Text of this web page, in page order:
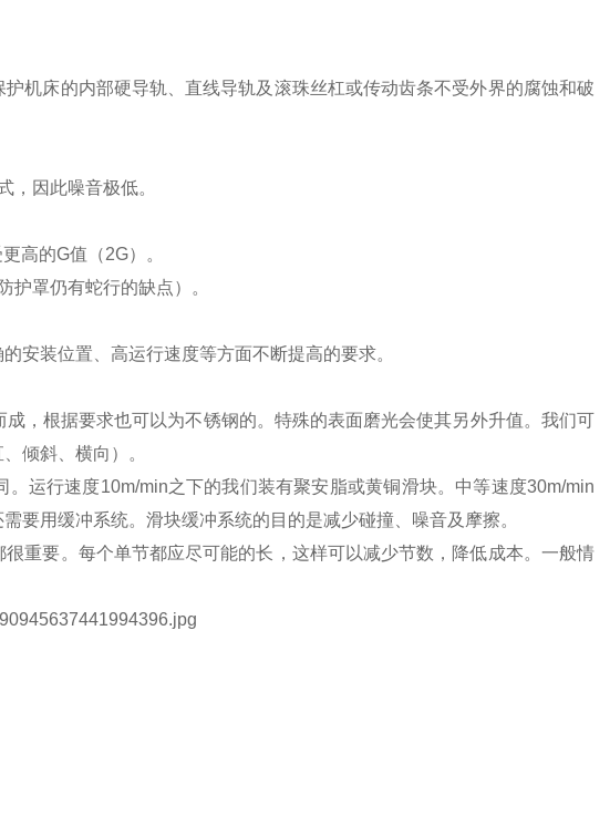
机床的内部硬导轨、直线导轨及滚珠丝杠或传动齿条不受外界的腐蚀和破
，因此噪音极低。
高的G值（2G）。
护罩仍有蛇行的缺点）。
安装位置、高运行速度等方面不断提高的要求。
，根据要求也可以为不锈钢的。特殊的表面磨光会使其另外升值。我们可
倾斜、横向）。
运行速度10m/min之下的我们装有聚安脂或黄铜滑块。中等速度30m/min
要用缓冲系统。滑块缓冲系统的目的是减少碰撞、噪音及摩擦。
重要。每个单节都应尽可能的长，这样可以减少节数，降低成本。一般情